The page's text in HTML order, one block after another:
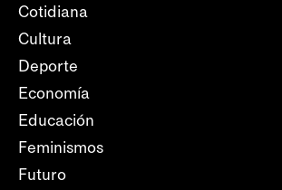
Cotidiana
Cultura
Deporte
Economía
Educación
Feminismos
Futuro